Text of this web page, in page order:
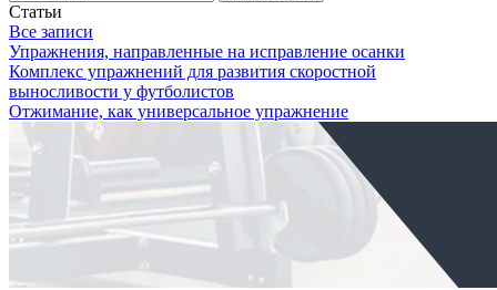
Статьи
Все записи
Упражнения, направленные на исправление осанки
Комплекс упражнений для развития скоростной
выносливости у футболистов
Отжимание, как универсальное упражнение